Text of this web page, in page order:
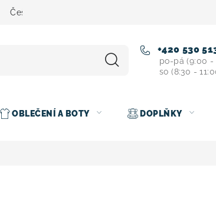
Čeština
+420 530
po-pá (9:00 -
so (8:30 -
OBLEČENÍ A BOTY DOPLŇKY